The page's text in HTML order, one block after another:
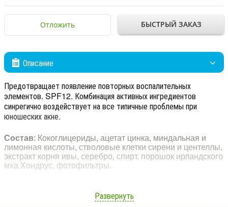
Отложить БЫСТРЫЙ ЗАКАЗ
Описание
Предотвращает появление повторных воспалительных
элементов. SPF12. Комбинация активных ингредиентов
синрегично воздействует на все типичные проблемы при
юношеских акне.
Состав: Кокоглицериды, ацетат цинка, миндальная и
лимонная кислоты, стволовые клетки сирени и центеллы,
экстракт корня ивы, серебро, спирт, порошок ирландского
мха Хондрус, фотофильтры.
Развернуть